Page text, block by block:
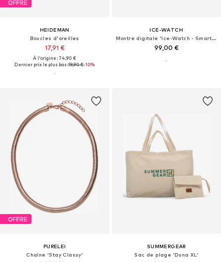
OFFRE
HEIDEMAN
Boucles d'oreilles
17,91 €
À l'origine : 74,90 €
Dernier prix le plus bas :19,90 €-10%
ICE-WATCH
Montre digitale 'Ice-Watch - Smartwatch ICE smart SQ 2.0 - Quartz watch movement - Watch case width: 41 mm'
99,00 €
OFFRE
PURELEI
Chaîne 'Stay Classy'
SUMMERGEAR
Sac de plage 'Duna XL'